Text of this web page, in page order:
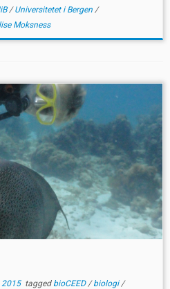
/Universitetet i Bergen /
Moksness
2015 tagged bioCEED/biologi/